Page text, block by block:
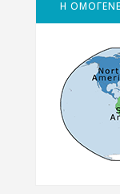
Η